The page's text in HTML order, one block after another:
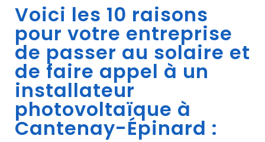
Voici les 10 raisons
pour votre entreprise
de passer au solaire et
de faire appel à un
installateur
photovoltaïque à
Cantenay-Épinard :